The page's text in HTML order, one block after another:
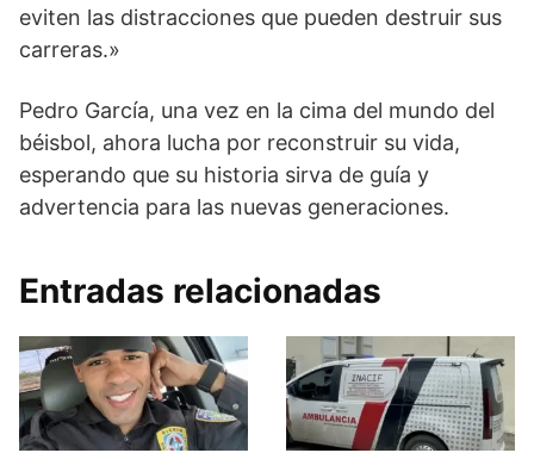
eviten las distracciones que pueden destruir sus
carreras.»
Pedro García, una vez en la cima del mundo del
béisbol, ahora lucha por reconstruir su vida,
esperando que su historia sirva de guía y
advertencia para las nuevas generaciones.
Entradas relacionadas